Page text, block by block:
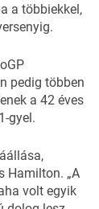
a többiekkel,
pedig többen
a 42 éves
gyel.
Hamilton. „A
volt egyik